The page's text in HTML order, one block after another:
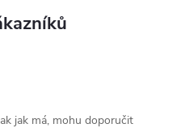
jak má, mohu doporučit